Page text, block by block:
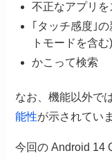
不正なアプリ
｢タッチ感度｣
トモードを含む)
かこって検索
なお、機能以外で
能性が示されてい
今回の Android 14